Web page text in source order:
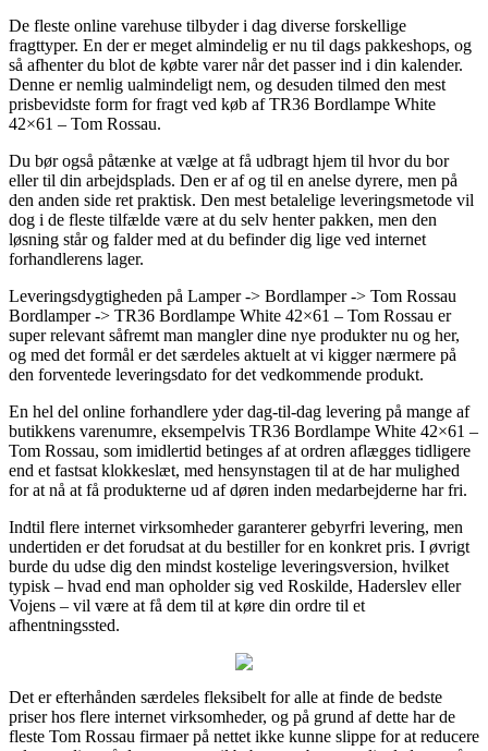
De fleste online varehuse tilbyder i dag diverse forskellige
fragttyper. En der er meget almindelig er nu til dags pakkeshops, og
så afhenter du blot de købte varer når det passer ind i din kalender.
Denne er nemlig ualmindeligt nem, og desuden tilmed den mest
prisbevidste form for fragt ved køb af TR36 Bordlampe White
42×61 – Tom Rossau.
Du bør også påtænke at vælge at få udbragt hjem til hvor du bor
eller til din arbejdsplads. Den er af og til en anelse dyrere, men på
den anden side ret praktisk. Den mest betalelige leveringsmetode vil
dog i de fleste tilfælde være at du selv henter pakken, men den
løsning står og falder med at du befinder dig lige ved internet
forhandlerens lager.
Leveringsdygtigheden på Lamper -> Bordlamper -> Tom Rossau
Bordlamper -> TR36 Bordlampe White 42×61 – Tom Rossau er
super relevant såfremt man mangler dine nye produkter nu og her,
og med det formål er det særdeles aktuelt at vi kigger nærmere på
den forventede leveringsdato for det vedkommende produkt.
En hel del online forhandlere yder dag-til-dag levering på mange af
butikkens varenumre, eksempelvis TR36 Bordlampe White 42×61 –
Tom Rossau, som imidlertid betinges af at ordren aflægges tidligere
end et fastsat klokkeslæt, med hensynstagen til at de har mulighed
for at nå at få produkterne ud af døren inden medarbejderne har fri.
Indtil flere internet virksomheder garanterer gebyrfri levering, men
undertiden er det forudsat at du bestiller for en konkret pris. I øvrigt
burde du udse dig den mindst kostelige leveringsversion, hvilket
typisk – hvad end man opholder sig ved Roskilde, Haderslev eller
Vojens – vil være at få dem til at køre din ordre til et
afhentningssted.
Det er efterhånden særdeles fleksibelt for alle at finde de bedste
priser hos flere internet virksomheder, og på grund af dette har de
fleste Tom Rossau firmaer på nettet ikke kunne slippe for at reducere